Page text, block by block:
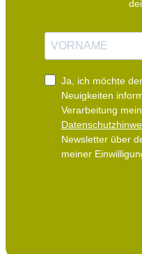
m
Ja, ich möchte
Neuigkeiten
Verarbeitung
Newsletter über
meiner